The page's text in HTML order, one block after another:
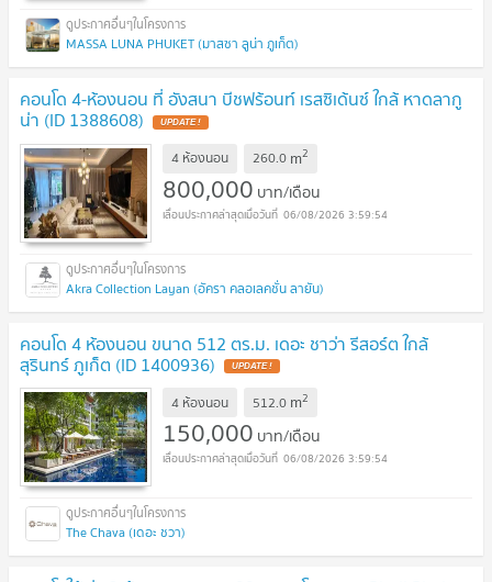
MASSA LUNA PHUKET (มาสซา ลูน่า ภูเก็ต)
คอนโด 4-ห้องนอน ที่ อังสนา บีชฟร้อนท์ เรสซิเด้นซ์ ใกล้ หาดลากู
น่า (ID 1388608) UPDATE !
4 ห้องนอน 260.0 m2
800,000 บาท/เดือน
06/08/2026 3:59:54
Akra Collection Layan (อัครา คลอเลคชั่น ลายัน)
คอนโด 4 ห้องนอน ขนาด 512 ตร.ม. เดอะ ชาว่า รีสอร์ต ใกล้
สุรินทร์ ภูเก็ต (ID 1400936) UPDATE !
4 ห้องนอน 512.0 m2
150,000 บาท/เดือน
06/08/2026 3:59:54
The Chava (เดอะ ชวา)